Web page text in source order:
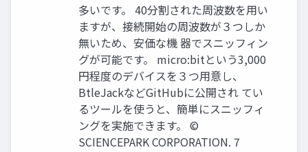
多いです。 40分割された周波数を用い
ますが、接続開始の周波数が３つしか
無いため、安価な機 器でスニッフィン
グが可能です。 micro:bitという3,000
円程度のデバイスを３つ用意し、
BtleJackなどGitHubに公開され てい
るツールを使うと、簡単にスニッフィ
ングを実施できます。 ©
SCIENCEPARK CORPORATION. 7